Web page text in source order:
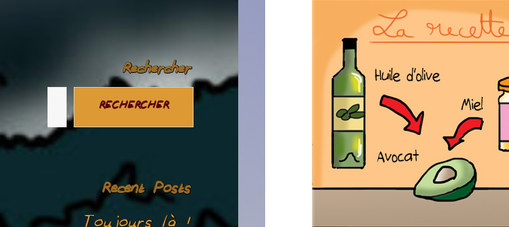
Rechercher
RECHERCHER
Recent Posts